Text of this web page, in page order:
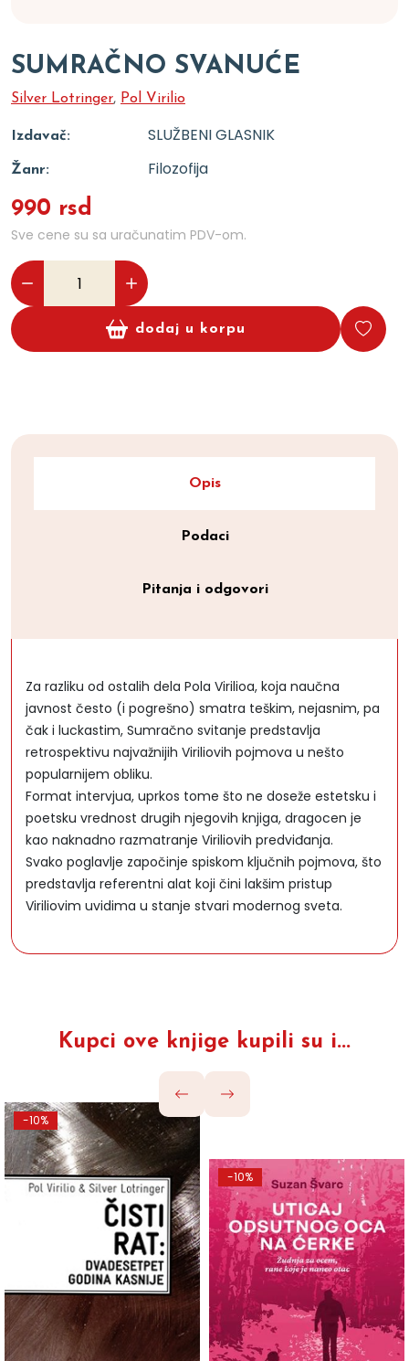
SUMRAČNO SVANUĆE
Silver Lotringer, Pol Virilio
Izdavač: SLUŽBENI GLASNIK
Žanr: Filozofija
990 rsd
Sve cene su sa uračunatim PDV-om.
dodaj u korpu
Opis
Podaci
Pitanja i odgovori
Za razliku od ostalih dela Pola Virilioa, koja naučna
javnost često (i pogrešno) smatra teškim, nejasnim, pa
čak i luckastim, Sumračno svitanje predstavlja
retrospektivu najvažnijih Viriliovih pojmova u nešto
popularnijem obliku.
Format intervjua, uprkos tome što ne doseže estetsku i
poetsku vrednost drugih njegovih knjiga, dragocen je
kao naknadno razmatranje Viriliovih predviđanja.
Svako poglavlje započinje spiskom ključnih pojmova, što
predstavlja referentni alat koji čini lakšim pristup
Viriliovim uvidima u stanje stvari modernog sveta.
Kupci ove knjige kupili su i...
-10%
-10%